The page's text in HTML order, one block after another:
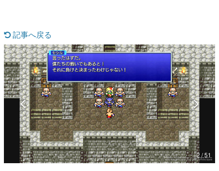
特集記事
マンガ
女性向け
アプリレビュー
その他
電ファミニコゲーマーとは？
運営：株式会社マレ
記事へ戻る
2 / 51